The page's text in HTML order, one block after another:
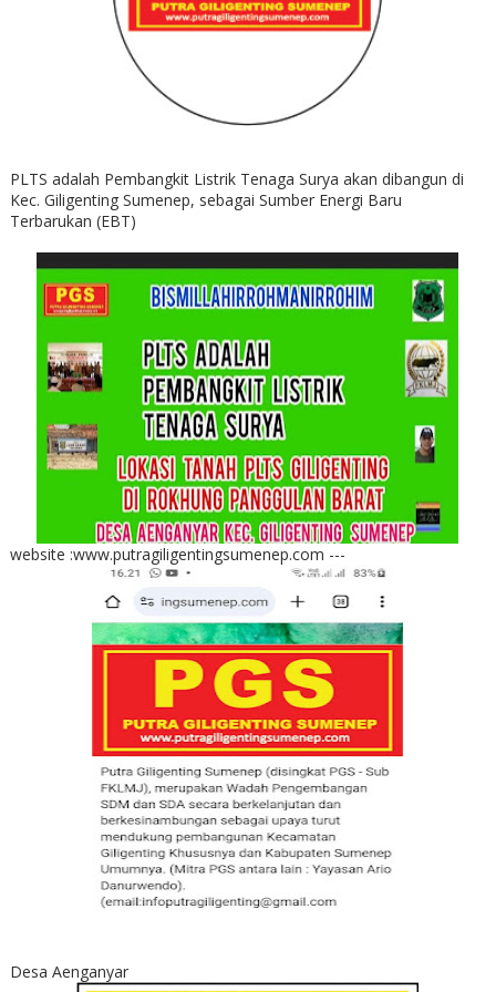
PLTS adalah Pembangkit Listrik Tenaga Surya akan dibangun di
Kec. Giligenting Sumenep, sebagai Sumber Energi Baru
Terbarukan (EBT)
website :www.putragiligentingsumenep.com ---
Desa Aenganyar